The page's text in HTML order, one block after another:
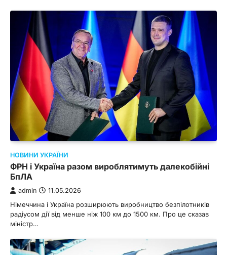
НОВИНИ УКРАЇНИ
ФРН і Україна разом вироблятимуть далекобійні
БпЛА
admin 11.05.2026
Німеччина і Україна розширюють виробництво безпілотників
радіусом дії від менше ніж 100 км до 1500 км. Про це сказав
міністр…